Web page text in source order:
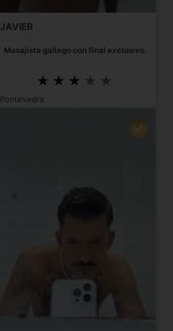
JAVIER
Masajista gallego con final exclusivo.
Pontevedra